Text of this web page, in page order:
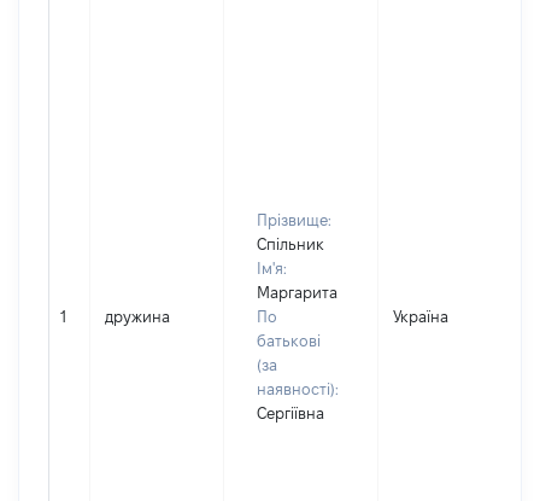
1 дружина
Прізвище:
Спільник
Ім'я:
Маргарита
По
батькові
(за
наявності):
Сергіївна
Україна